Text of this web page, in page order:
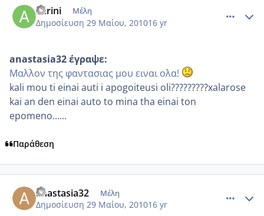
aerini Μέλη
Δημοσίευση 29 Μαίου, 201016 yr
anastasia32 έγραψε:
Μαλλον της φαντασιας μου ειναι ολα!
kali mou ti einai auti i apogoiteusi oli?????????xalarose
kai an den einai auto to mina tha einai ton
epomeno......
Παράθεση
anastasia32 Μέλη
Δημοσίευση 29 Μαίου, 201016 yr